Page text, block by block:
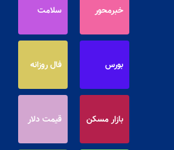
خبرمحور سلامت
بورس فال روزانه
بازار مسکن قیمت دلار